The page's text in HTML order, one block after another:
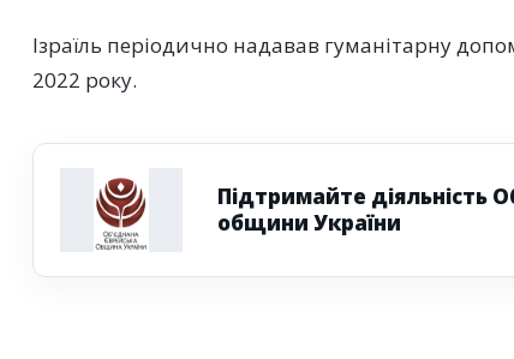
Ізраїль періодично надавав гуманітарну
2022 року.
Підтримайте діяльність
общини України